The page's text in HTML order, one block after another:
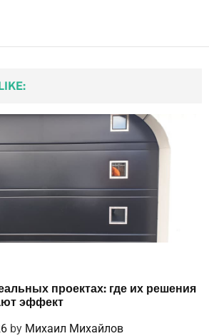
проектах: где их решения
эффект
by Михаил Михайлов